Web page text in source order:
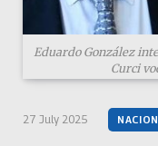
27 July 2025
Eduardo González
Curci